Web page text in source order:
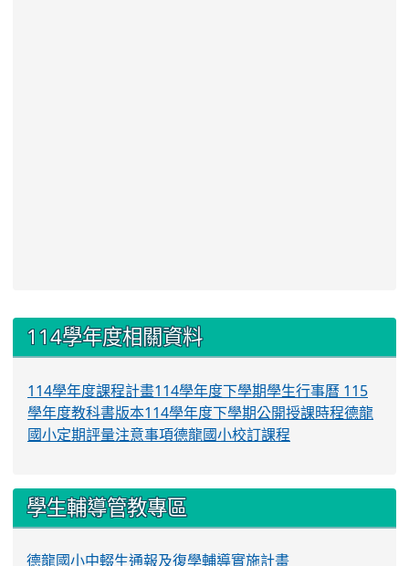
::: 114學年度相關資料
114學年度課程計畫114學年度下學期學生行事曆 115
學年度教科書版本114學年度下學期公開授課時程德龍
國小定期評量注意事項德龍國小校訂課程
學生輔導管教專區
德龍國小中輟生通報及復學輔導實施計畫